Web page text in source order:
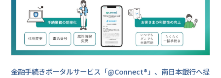
金融手続きポータルサービス「@Connect®」、南日本銀行へ提